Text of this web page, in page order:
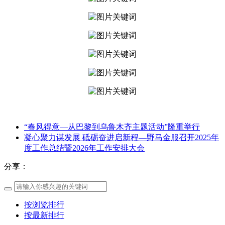
“春风得意—从巴黎到乌鲁木齐主题活动”隆重举行
凝心聚力谋发展 砥砺奋进启新程—野马金服召开2025年
度工作总结暨2026年工作安排大会
分享：
按浏览排行
按最新排行